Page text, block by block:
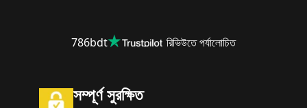
786bdt রিভিউতে পর্যালোচিত
সম্পূর্ণ সুরক্ষিত